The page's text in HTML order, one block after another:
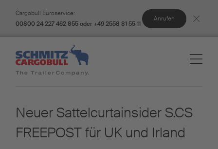
Cargobull Euroservice:
00800 24 227 462 855 oder +49 2558 81 55 11
Anrufen
Neuer Sattelcurtainsider S.CS
FREEPOST für UK und Irland